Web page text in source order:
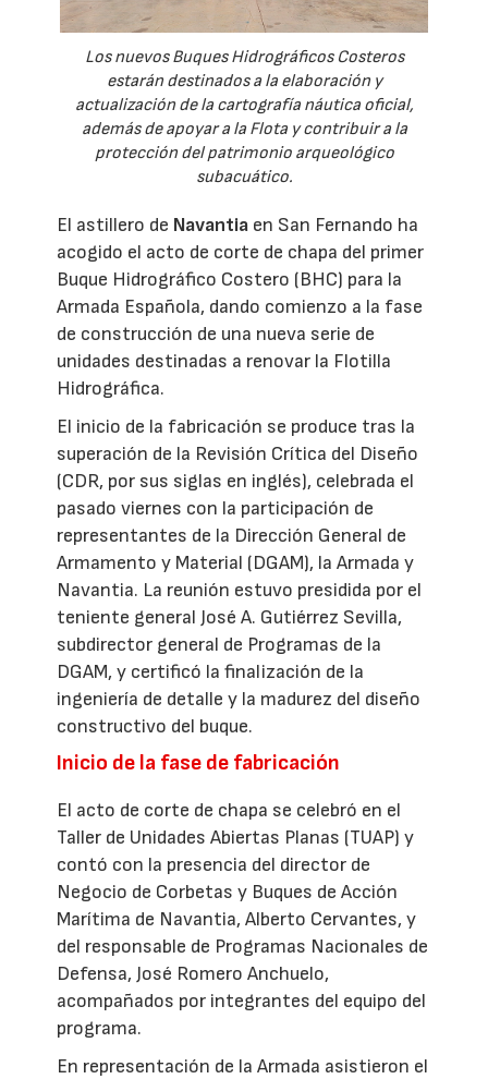
Los nuevos Buques Hidrográficos Costeros
estarán destinados a la elaboración y
actualización de la cartografía náutica oficial,
además de apoyar a la Flota y contribuir a la
protección del patrimonio arqueológico
subacuático.
El astillero de Navantia en San Fernando ha
acogido el acto de corte de chapa del primer
Buque Hidrográfico Costero (BHC) para la
Armada Española, dando comienzo a la fase
de construcción de una nueva serie de
unidades destinadas a renovar la Flotilla
Hidrográfica.
El inicio de la fabricación se produce tras la
superación de la Revisión Crítica del Diseño
(CDR, por sus siglas en inglés), celebrada el
pasado viernes con la participación de
representantes de la Dirección General de
Armamento y Material (DGAM), la Armada y
Navantia. La reunión estuvo presidida por el
teniente general José A. Gutiérrez Sevilla,
subdirector general de Programas de la
DGAM, y certificó la finalización de la
ingeniería de detalle y la madurez del diseño
constructivo del buque.
Inicio de la fase de fabricación
El acto de corte de chapa se celebró en el
Taller de Unidades Abiertas Planas (TUAP) y
contó con la presencia del director de
Negocio de Corbetas y Buques de Acción
Marítima de Navantia, Alberto Cervantes, y
del responsable de Programas Nacionales de
Defensa, José Romero Anchuelo,
acompañados por integrantes del equipo del
programa.
En representación de la Armada asistieron el